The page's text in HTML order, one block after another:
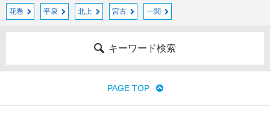
花巻 平泉 北上 宮古 一関
キーワード検索
PAGE TOP